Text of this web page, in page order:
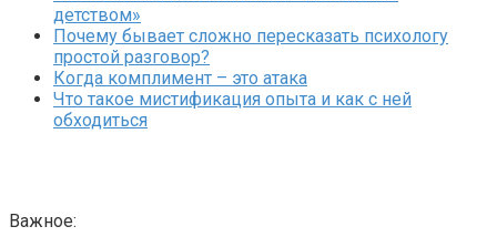
детством»
Почему бывает сложно пересказать психологу
простой разговор?
Когда комплимент – это атака
Что такое мистификация опыта и как с ней
обходиться
Важное: